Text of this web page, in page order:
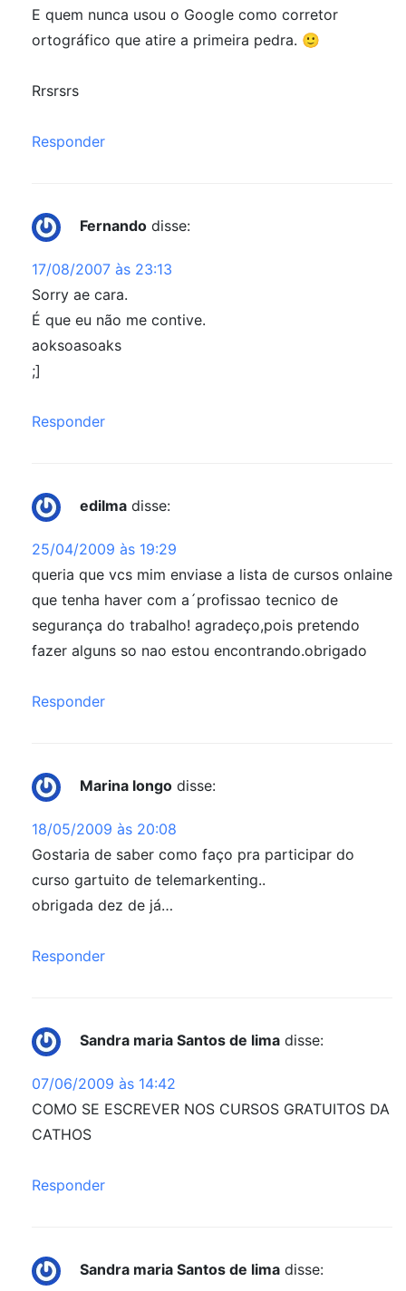
E quem nunca usou o Google como corretor
ortográfico que atire a primeira pedra. 🙂
Rrsrsrs
Responder
Fernando disse:
17/08/2007 às 23:13
Sorry ae cara.
É que eu não me contive.
aoksoasoaks
;]
Responder
edilma disse:
25/04/2009 às 19:29
queria que vcs mim enviase a lista de cursos onlaine
que tenha haver com a´profissao tecnico de
segurança do trabalho! agradeço,pois pretendo
fazer alguns so nao estou encontrando.obrigado
Responder
Marina longo disse:
18/05/2009 às 20:08
Gostaria de saber como faço pra participar do
curso gartuito de telemarkenting..
obrigada dez de já…
Responder
Sandra maria Santos de lima disse:
07/06/2009 às 14:42
COMO SE ESCREVER NOS CURSOS GRATUITOS DA
CATHOS
Responder
Sandra maria Santos de lima disse: